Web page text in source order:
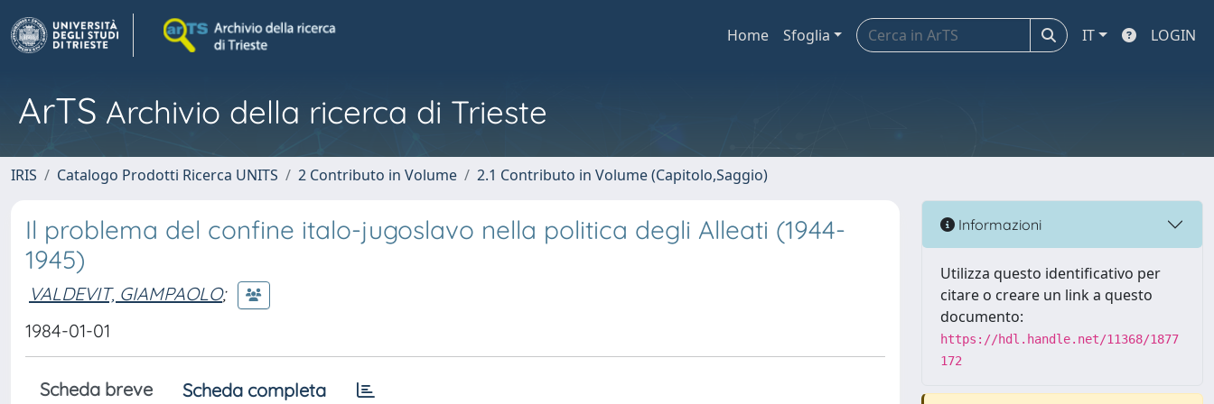
Home Sfoglia IT LOGIN
ArTS Archivio della ricerca di Trieste
IRIS Catalogo Prodotti Ricerca UNITS 2 Contributo in Volume 2.1 Contributo in Volume (Capitolo,Saggio)
Il problema del confine italo-jugoslavo nella politica degli Alleati (1944-
1945)
VALDEVIT, GIAMPAOLO;
1984-01-01
Scheda breve Scheda completa
Informazioni
Utilizza questo identificativo per
citare o creare un link a questo
documento:
https://hdl.handle.net/11368/1877
172